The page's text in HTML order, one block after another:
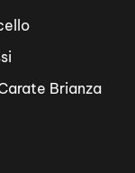
Brianza